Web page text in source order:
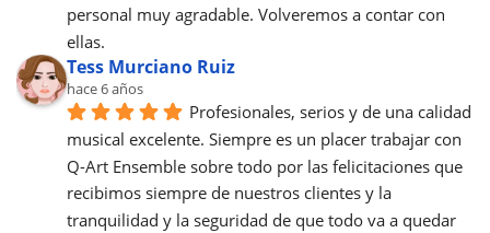
personal muy agradable. Volveremos a contar con
ellas.
Tess Murciano Ruiz
hace 6 años
Profesionales, serios y de una calidad
musical excelente. Siempre es un placer trabajar con
Q-Art Ensemble sobre todo por las felicitaciones que
recibimos siempre de nuestros clientes y la
tranquilidad y la seguridad de que todo va a quedar